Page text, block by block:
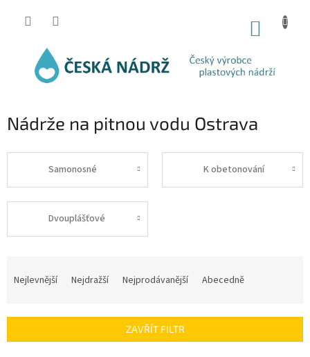
Nádrže na pitnou vodu Ostrava
Samonosné K obetonování
Dvouplášťové
í
Nejlevnější Nejdražší Nejprodávanější Abecedně
ZAVŘÍT FILTR